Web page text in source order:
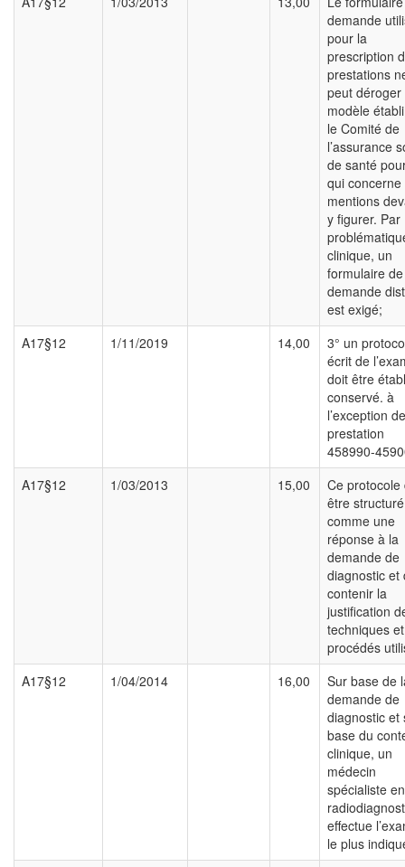
demande
pour la
prescription
prestations
peut déroger
modèle
le Comité de
l’assurance
de santé
qui concerne
mentions
y figurer. Par
clinique, un
formulaire de
demande
est exigé;
A17§12
1/11/2019 14,00
3° un
écrit de
doit être
conservé. à
l’exception
prestation
458990-
A17§12
1/03/2013 15,00
Ce protocole
être structuré
comme une
réponse à la
demande de
diagnostic et
contenir la
justification
techniques et
procédés
A17§12
1/04/2014 16,00
Sur base de
demande de
diagnostic et
base du
clinique, un
médecin
spécialiste en
effectue
le plus